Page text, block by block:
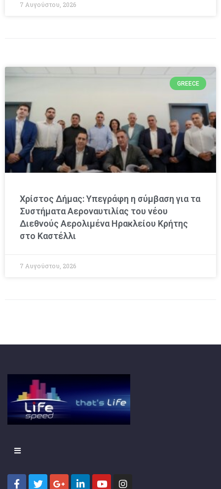
7 Αυγούστου, 2026
GREECE
Χρίστος Δήμας: Υπεγράφη η σύμβαση για τα
Συστήματα Αεροναυτιλίας του νέου
Διεθνούς Αερολιμένα Ηρακλείου Κρήτης
στο Καστέλλι
7 Αυγούστου, 2026